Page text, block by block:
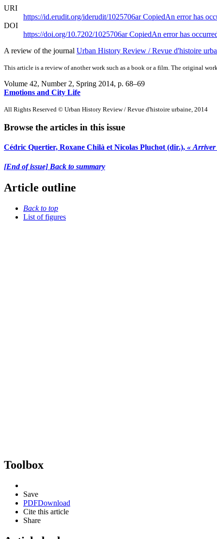
URI
https://id.erudit.org/iderudit/1025706arCopiedAn error has
DOI
https://doi.org/10.7202/1025706arCopiedAn error has
A review of the journal Urban History Review / Revue d'histoire
This article is a review of another work such as a book or a film. The original
Volume 42, Number 2, Spring 2014, p. 68–69
Emotions and City Life
All Rights Reserved © Urban History Review / Revue d'histoire urbaine, 2014
Browse the articles in this issue
Cédric Quertier, Roxane Chilà et Nicolas Pluchot (dir.), « Arriver
[End of issue] Back to summary
Article outline
Back to top
List of figures
Toolbox
Save
PDFDownload
Cite this article
Share